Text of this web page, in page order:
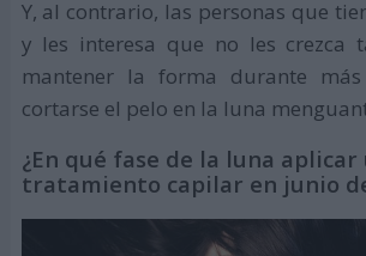
Y, al contrario, las personas que
y les interesa que no les crezca
mantener la forma durante
cortarse el pelo en la luna
¿En qué fase de la luna aplicar
tratamiento capilar en junio